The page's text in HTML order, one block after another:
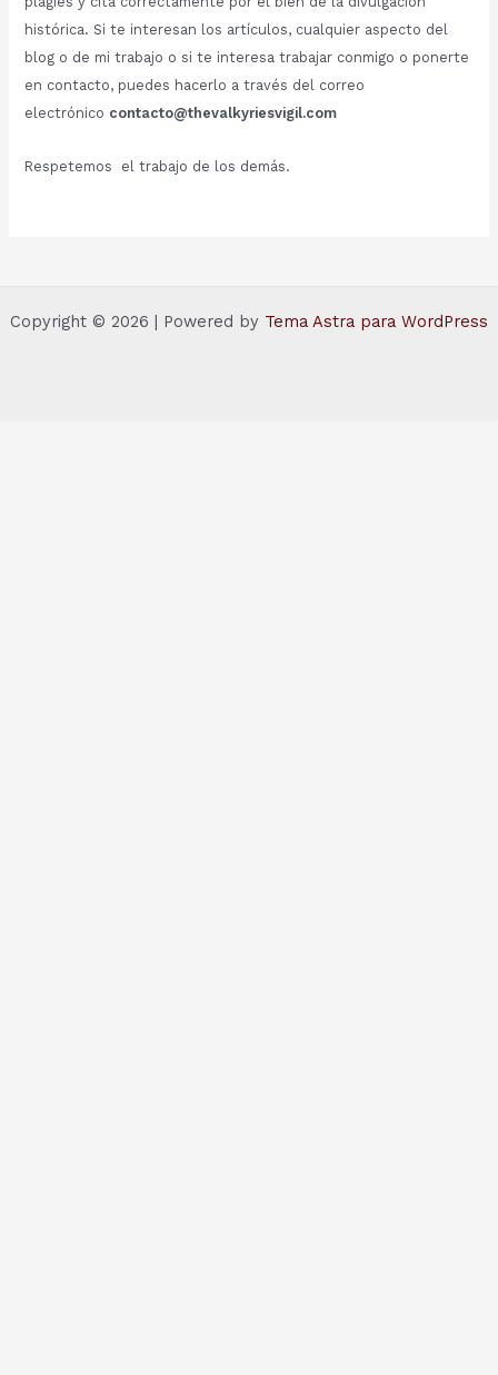
histórica. Si te interesan los artículos, cualquier aspecto del
blog o de mi trabajo o si te interesa trabajar conmigo o ponerte
en contacto, puedes hacerlo a través del correo
electrónico contacto@thevalkyriesvigil.com
Respetemos el trabajo de los demás.
Copyright © 2026 | Powered by Tema Astra para WordPress